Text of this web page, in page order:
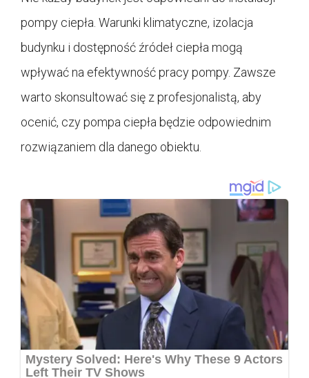
pompy ciepła. Warunki klimatyczne, izolacja
budynku i dostępność źródeł ciepła mogą
wpływać na efektywność pracy pompy. Zawsze
warto skonsultować się z profesjonalistą, aby
ocenić, czy pompa ciepła będzie odpowiednim
rozwiązaniem dla danego obiektu.